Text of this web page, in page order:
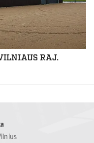
RAJ.